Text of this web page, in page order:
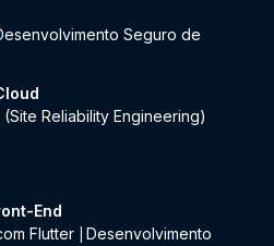
Seguro de
(Site Reliability Engineering)
End
Flutter
Desenvolvimento